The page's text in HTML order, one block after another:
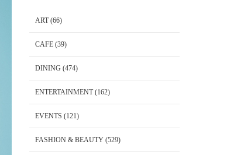
ART(66)
CAFE(39)
DINING (474)
ENTERTAINMENT(162)
EVENTS (121)
FASHION & BEAUTY(529)